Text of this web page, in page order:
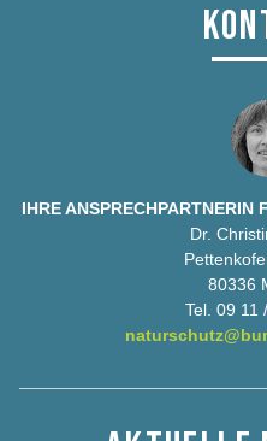
IHRE ANSPRECHPARTNERIN
Dr.
80336
Tel. 09 11